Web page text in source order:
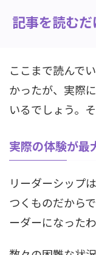
記事を読む
ここまで読んで
かったが、実際
いるでしょう。
実際の体験が最
リーダーシップ
つくものだから
ーダーになった